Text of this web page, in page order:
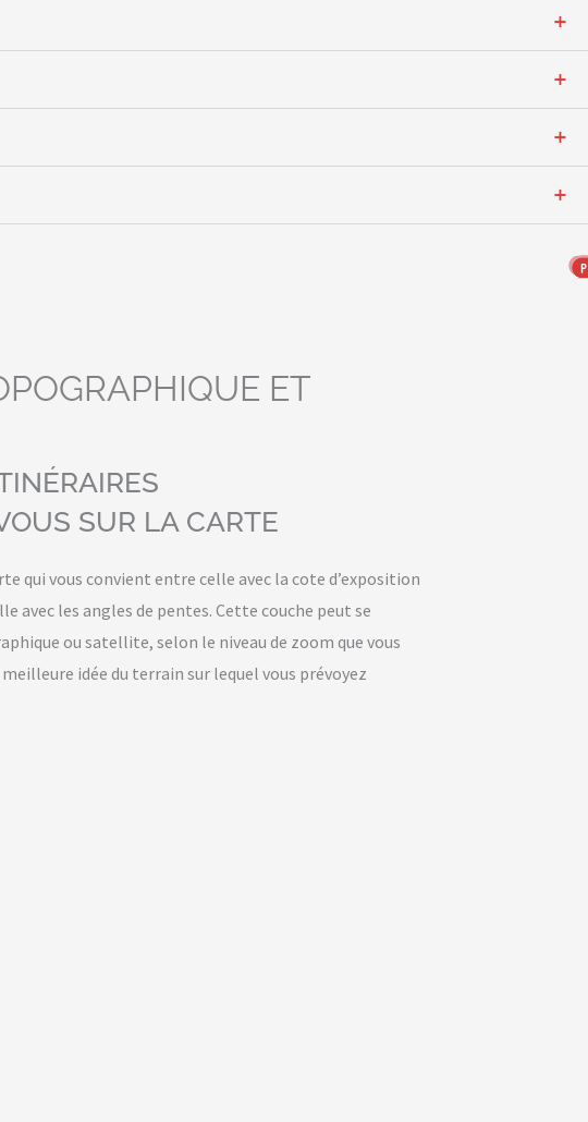
ET
SUR LA CARTE
qui vous convient entre celle avec la cote d’exposition
avec les angles de pentes. Cette couche peut se
ou satellite, selon le niveau de zoom que vous
idée du terrain sur lequel vous prévoyez